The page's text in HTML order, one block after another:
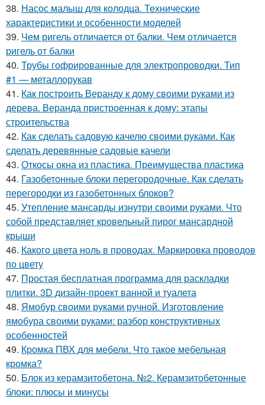
38. Насос малыш для колодца. Технические
характеристики и особенности моделей
39. Чем ригель отличается от балки. Чем отличается
ригель от балки
40. Трубы гофрированные для электропроводки. Тип
#1 — металлорукав
41. Как построить Веранду к дому своими руками из
дерева. Веранда пристроенная к дому: этапы
строительства
42. Как сделать садовую качелю своими руками. Как
сделать деревянные садовые качели
43. Откосы окна из пластика. Преимущества пластика
44. Газобетонные блоки перегородочные. Как сделать
перегородки из газобетонных блоков?
45. Утепление мансарды изнутри своими руками. Что
собой представляет кровельный пирог мансардной
крыши
46. Какого цвета ноль в проводах. Маркировка проводов
по цвету
47. Простая бесплатная программа для раскладки
плитки. 3D дизайн-проект ванной и туалета
48. Ямобур своими руками ручной. Изготовление
ямобура своими руками: разбор конструктивных
особенностей
49. Кромка ПВХ для мебели. Что такое мебельная
кромка?
50. Блок из керамзитобетона. №2. Керамзитобетонные
блоки: плюсы и минусы